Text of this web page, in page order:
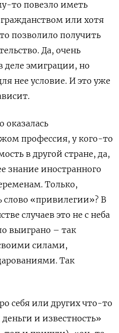
то повезло иметь
или хотя
позволило получить
Да, очень
деле эмиграции, но
нее условие. И это уже
оказалась
профессия, у кого-то
в другой стране, да,
знание иностранного
Только,
слово «привилегии»? В
случаев это не с неба
выиграно – так
силами,
Так
себя или других что-то
и известность»